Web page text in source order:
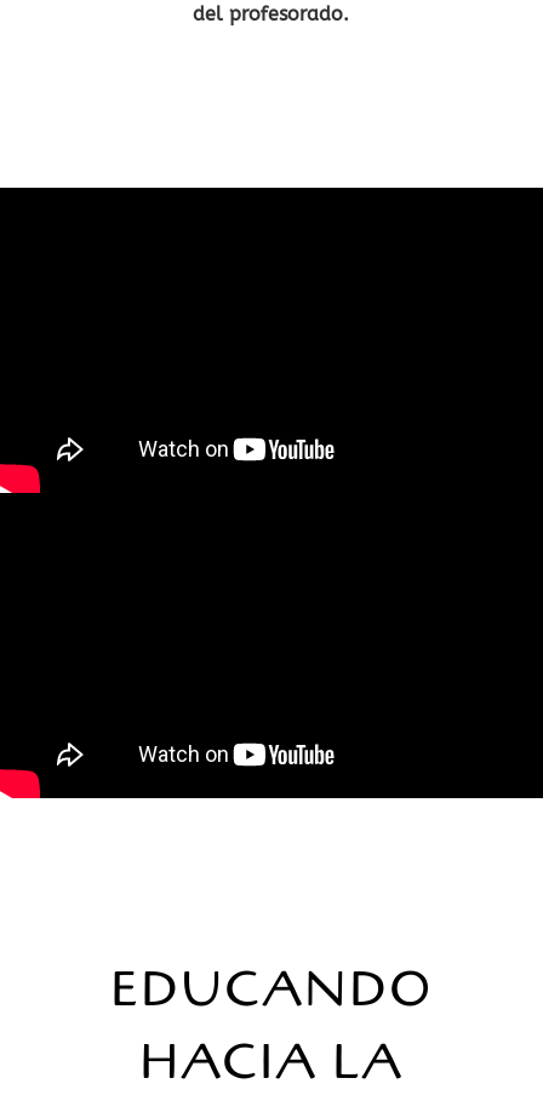
del profesorado.
EDUCANDO
HACIA LA